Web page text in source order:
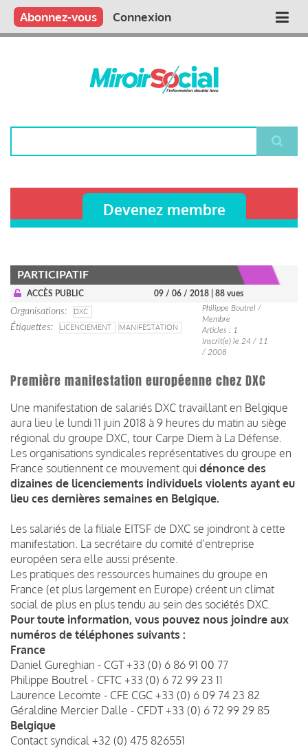
Aller
contenu
Main
Qui sommes nous ?
Vous publiez
Nous publions
Contactez-nous
Abonnez-vous Connexion
Devenez membre
PARTICIPATIF
ACCÈS PUBLIC 09 / 06 / 2018 | 88 vues
Organisations
DXC
Étiquettes
LICENCIEMENT MANIFESTATION
Philippe Boutrel /
Membre
Articles : 1
Inscrit(e) le 24 / 11
/ 2008
Première manifestation européenne chez DXC
Une manifestation de salariés DXC travaillant en Belgique
aura lieu le lundi 11 juin 2018 à 9 heures du matin au siège
régional du groupe DXC, tour Carpe Diem à La Défense.
Les organisations syndicales représentatives du groupe en
France soutiennent ce mouvement qui dénonce des
dizaines de licenciements individuels violents ayant eu
lieu ces dernières semaines en Belgique.
Les salariés de la filiale EITSF de DXC se joindront à cette
manifestation. La secrétaire du comité d’entreprise
européen sera elle aussi présente.
Les pratiques des ressources humaines du groupe en
France (et plus largement en Europe) créent un climat
social de plus en plus tendu au sein des sociétés DXC.
Pour toute information, vous pouvez nous joindre aux
numéros de téléphones suivants :
France
Daniel Gureghian - CGT +33 (0) 6 86 91 00 77
Philippe Boutrel - CFTC +33 (0) 6 72 99 23 11
Laurence Lecomte - CFE CGC +33 (0) 6 09 74 23 82
Géraldine Mercier Dalle - CFDT +33 (0) 6 72 99 29 85
Belgique
Contact syndical +32 (0) 475 826551